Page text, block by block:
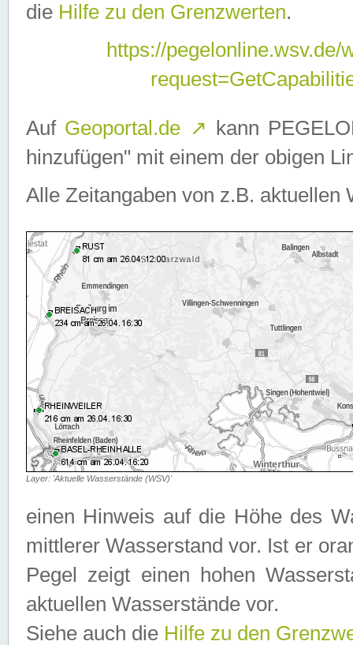
die Hilfe zu den Grenzwerten.
https://
Auf Geoportal.de ↗ kann
hinzufügen" mit einem der obigen
Alle Zeitangaben von z.B. aktuellen
Layer: 'Aktuelle Wasserstände (WSV)'
einen Hinweis auf die Höhe des
mittlerer Wasserstand vor. Ist er
Pegel zeigt einen hohen
aktuellen Wasserstände vor.
Siehe auch die Hilfe zu den